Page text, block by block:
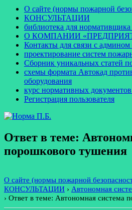
О сайте (нормы пожарной
КОНСУЛЬТАЦИИ
библиотека для
О КОМПАНИИ
Контакты для связи с
проектирование систем
Сборник уникальных статей
схемы формата Автокад
оборудования
курс нормативных
Регистрация пользователя
Ответ в теме:
порошкового тушения
О сайте (нормы пожарной
КОНСУЛЬТАЦИИ › Автономная
› Ответ в теме: Автономная система